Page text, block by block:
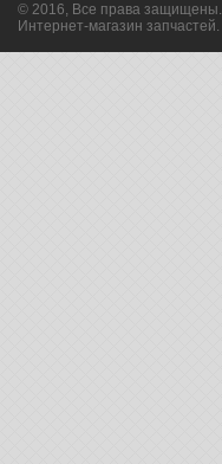
© 2016, Все права защищены.
Интернет-магазин запчастей.